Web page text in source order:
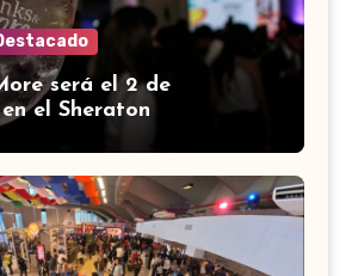
será el 2 de
el Sheraton